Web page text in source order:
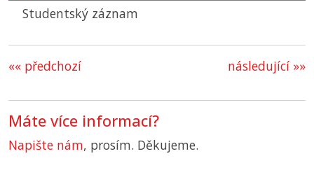
Studentský záznam
«« předchozí následující »»
Máte více informací?
Napište nám, prosím. Děkujeme.